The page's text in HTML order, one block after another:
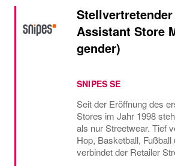
Assistant Store
gender)
SNIPES SE
Seit der Eröffnung des
Stores im Jahr 1998
als nur Streetwear. Tief
Hop, Basketball, Fußball
verbindet der Retailer